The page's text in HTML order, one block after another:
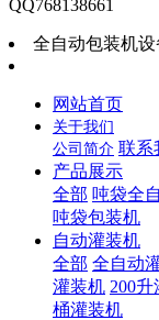
QQ768138661
全自动包装机设
网站首页
关于我们
公司简介 联系
产品展示
全部 吨袋全
吨袋包装机
自动灌装机
全部 全自动
灌装机 200
桶灌装机